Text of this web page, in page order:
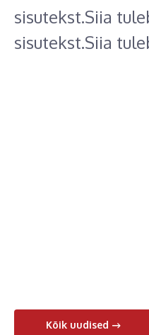
sisutekst.Siia
sisutekst.Siia
Kõik uudised